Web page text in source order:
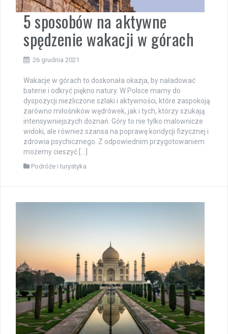
5 sposobów na aktywne
spędzenie wakacji w górach
26 grudnia 2021
Wakacje w górach to doskonała okazja, by naładować
baterie i odkryć piękno natury. W Polsce mamy do
dyspozycji niezliczone szlaki i aktywności, które zaspokoją
zarówno miłośników wędrówek, jak i tych, którzy szukają
intensywniejszych doznań. Góry to nie tylko malownicze
widoki, ale również szansa na poprawę kondycji fizycznej i
zdrowia psychicznego. Z odpowiednim przygotowaniem
możemy cieszyć […]
Podróże i turystyka